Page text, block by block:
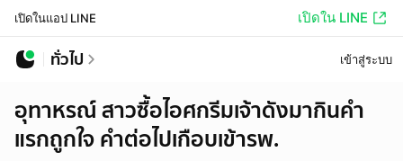
เปิดในแอป LINE เปิดใน LINE
ทั่วไป เข้าสู่ระบบ
อุทาหรณ์ สาวซื้อไอศกรีมเจ้าดังมากินคำ
แรกถูกใจ คำต่อไปเกือบเข้ารพ.